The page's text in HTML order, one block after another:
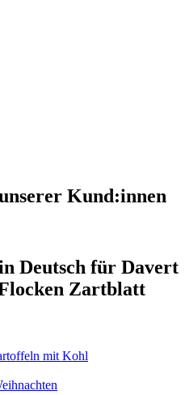
Kund:innen
Deutsch für Davert
Zartblatt
mit Kohl